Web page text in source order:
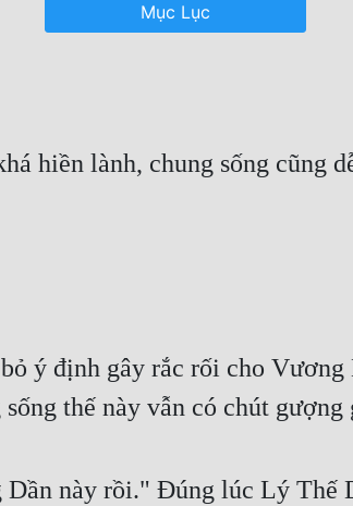
Mục Lục
hiền lành, chung sống cũng
ý định gây rắc rối cho
thế này vẫn có chút gượng
này rồi." Đúng lúc Lý Thế